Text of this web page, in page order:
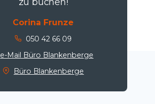
Corina Frunze
050 42 66 09
e-Mail Büro Blankenberge
Büro Blankenberge